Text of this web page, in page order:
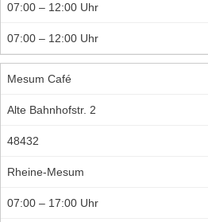
07:00 – 12:00 Uhr
07:00 – 12:00 Uhr
Mesum Café
Alte Bahnhofstr. 2
48432
Rheine-Mesum
07:00 – 17:00 Uhr